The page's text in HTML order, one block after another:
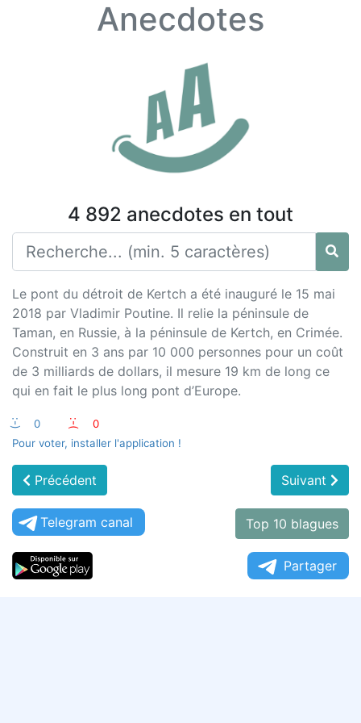
Anecdotes
4 892 anecdotes en tout
Le pont du détroit de Kertch a été inauguré le 15 mai
2018 par Vladimir Poutine. Il relie la péninsule de
Taman, en Russie, à la péninsule de Kertch, en Crimée.
Construit en 3 ans par 10 000 personnes pour un coût
de 3 milliards de dollars, il mesure 19 km de long ce
qui en fait le plus long pont d’Europe.
:-) 0 :-(
0
Pour voter, installer l'application !
Précédent Suivant
Telegram canal Top 10 blagues
Partager